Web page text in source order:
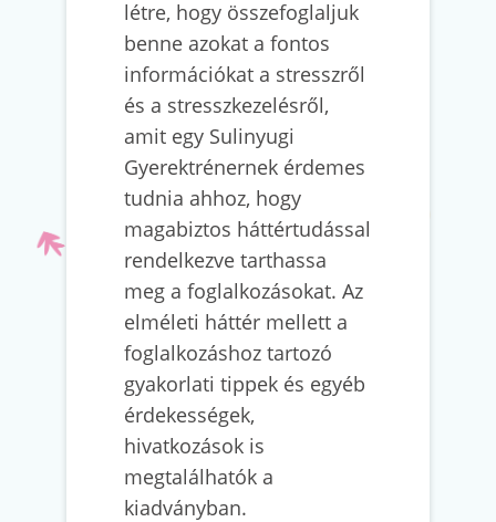
létre, hogy összefoglaljuk
benne azokat a fontos
információkat a stresszről
és a stresszkezelésről,
amit egy Sulinyugi
Gyerektrénernek érdemes
tudnia ahhoz, hogy
magabiztos háttértudással
rendelkezve tarthassa
meg a foglalkozásokat. Az
elméleti háttér mellett a
foglalkozáshoz tartozó
gyakorlati tippek és egyéb
érdekességek,
hivatkozások is
megtalálhatók a
kiadványban.